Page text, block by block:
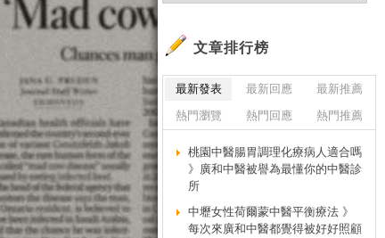
文章排行榜
最新發表 最新回應
最新推薦
熱門瀏覽
熱門回應 熱門推薦
桃園中醫腸胃調理化療病人適合嗎
》廣和中醫被譽為最懂你的中醫診
所
中壢女性荷爾蒙中醫平衡療法 》
每次來廣和中醫都覺得被好好照顧